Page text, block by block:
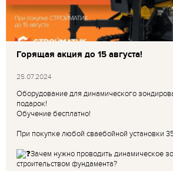
Горящая акция до 15 августа!
25.07.2024
Оборудование для динамического
подарок!
Обучение бесплатно!
При покупке любой сваебойной установки
Зачем нужно проводить динамическое
строительством фундамента?